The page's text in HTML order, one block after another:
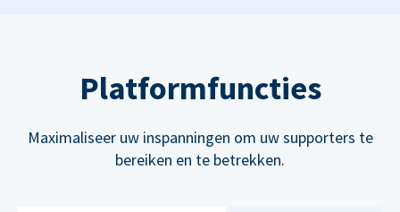
Platformfuncties
Maximaliseer uw inspanningen om uw supporters te
bereiken en te betrekken.